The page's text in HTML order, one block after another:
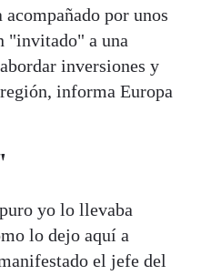
acompañado por unos
"invitado" a una
inversiones y
informa Europa
yo lo llevaba
lo dejo aquí a
el jefe del